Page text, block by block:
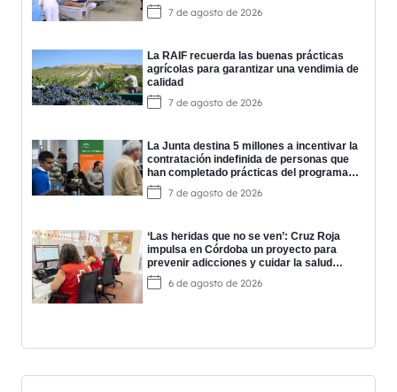
7 de agosto de 2026
La RAIF recuerda las buenas prácticas
agrícolas para garantizar una vendimia de
calidad
7 de agosto de 2026
La Junta destina 5 millones a incentivar la
contratación indefinida de personas que
han completado prácticas del programa
EPES
7 de agosto de 2026
‘Las heridas que no se ven’: Cruz Roja
impulsa en Córdoba un proyecto para
prevenir adicciones y cuidar la salud
mental
6 de agosto de 2026